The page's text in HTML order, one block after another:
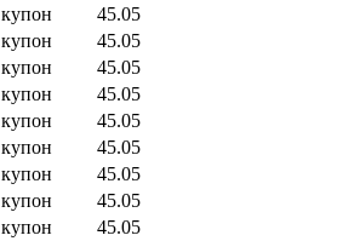
купон
45.05
купон
45.05
купон
45.05
купон
45.05
купон
45.05
купон
45.05
купон
45.05
купон
45.05
купон
45.05